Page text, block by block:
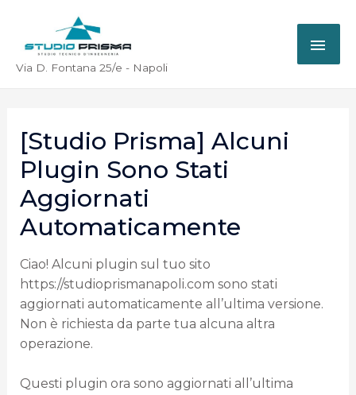
Via D. Fontana 25/e - Napoli
[Studio Prisma] Alcuni
Plugin Sono Stati
Aggiornati
Automaticamente
Ciao! Alcuni plugin sul tuo sito
https://studioprismanapoli.com sono stati
aggiornati automaticamente all’ultima versione.
Non è richiesta da parte tua alcuna altra
operazione.
Questi plugin ora sono aggiornati all’ultima